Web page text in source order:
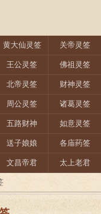
黄大仙灵签 关帝灵签
王公灵签 佛祖灵签
北帝灵签 财神灵签
周公灵签 诸葛灵签
五路财神 如意灵签
送子娘娘 各庙药签
文昌帝君 太上老君